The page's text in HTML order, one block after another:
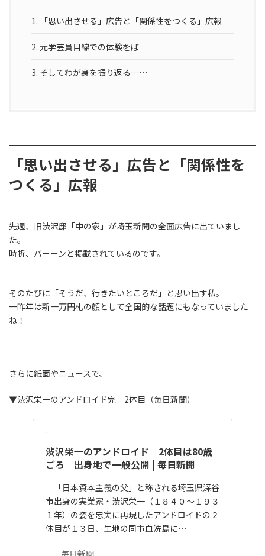
1. 「思い出させる」広告と「関係性をつくる」広報
2. 元学芸員目線での体験をば
3. そしてわが身を振り返る……
「思い出させる」広告と「関係性を
つくる」広報
先週、旧渋沢邸「中の家」が埼玉新聞の全面広告に出ていまし
た。
時折、バーーンと掲載されているのです。
そのたびに「そうだ、行きたいところだ」と思い出す私。
一昨年は新一万円札の顔として全国的な話題にもなっていました
ね！
さらに紙面やニュースで、
▼渋沢栄一のアンドロイド完 2体目（毎日新聞）
渋沢栄一のアンドロイド 2体目は80歳
ごろ 出身地で一般公開 | 毎日新聞
「日本資本主義の父」と称される埼玉県深谷
市出身の実業家・渋沢栄一（１８４０～１９３
１年）の姿を忠実に再現したアンドロイドの２
体目が１３日、生地の同市血洗島に…